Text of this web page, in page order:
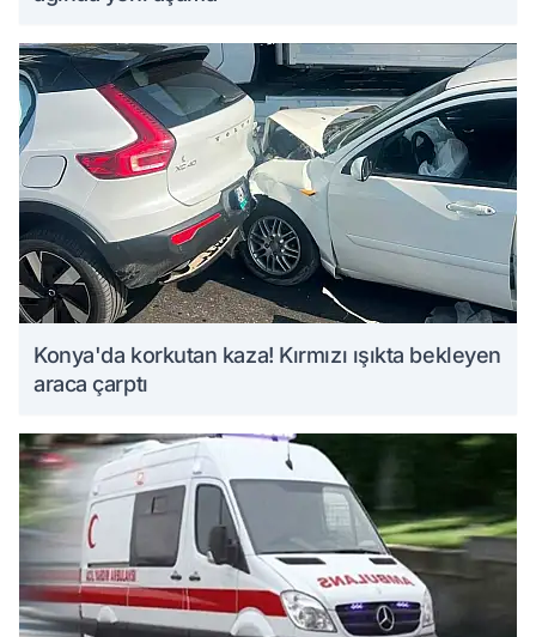
Konya'da korkutan kaza! Kırmızı ışıkta bekleyen
araca çarptı